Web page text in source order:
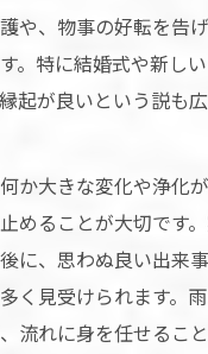
や、物事の好転を告
。特に結婚式や新し
起が良いという説も
か大きな変化や浄化
めることが大切です
に、思わぬ良い出来
く見受けられます。
流れに身を任せるこ